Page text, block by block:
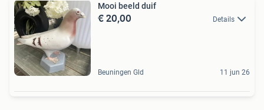
Mooi beeld duif
€ 20,00 Details
Beuningen Gld 11 jun 26